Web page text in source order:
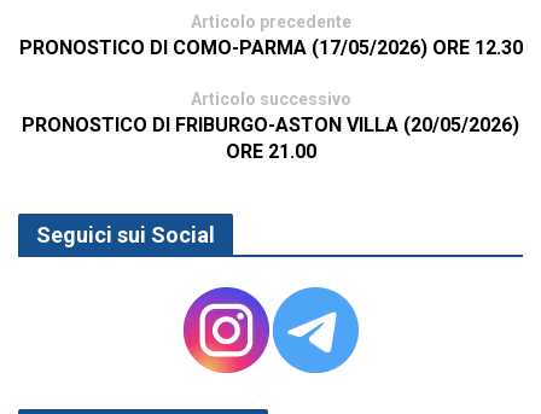
Articolo precedente
PRONOSTICO DI COMO-PARMA (17/05/2026) ORE 12.30
Articolo successivo
PRONOSTICO DI FRIBURGO-ASTON VILLA (20/05/2026)
ORE 21.00
Seguici sui Social